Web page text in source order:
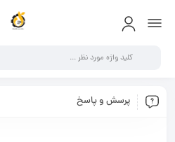
پرسش و پاسخ